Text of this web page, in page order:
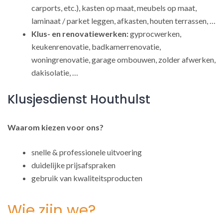
carports, etc.), kasten op maat, meubels op maat,
laminaat / parket leggen, afkasten, houten terrassen, …
Klus- en renovatiewerken:gyprocwerken,
keukenrenovatie, badkamerrenovatie,
woningrenovatie, garage ombouwen, zolder afwerken,
dakisolatie, …
Klusjesdienst Houthulst
Waarom kiezen voor ons?
snelle & professionele uitvoering
duidelijke prijsafspraken
gebruik van kwaliteitsproducten